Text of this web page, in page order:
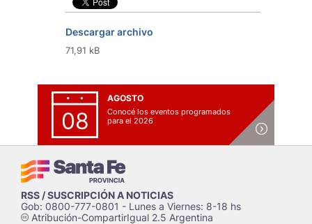
Descargar archivo
71,91 kB
08
AGOSTO
Conocé los eventos programados
para el 2026
RSS / SUSCRIPCIÓN A NOTICIAS
Gob: 0800-777-0801 - Lunes a Viernes: 8-18 hs
cAtribución-CompartirIgual 2.5 Argentina